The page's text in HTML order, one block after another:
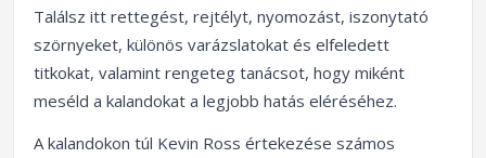
Találsz itt rettegést, rejtélyt, nyomozást, iszonytató
szörnyeket, különös varázslatokat és elfeledett
titkokat, valamint rengeteg tanácsot, hogy miként
meséld a kalandokat a legjobb hatás eléréséhez.
A kalandokon túl Kevin Ross értekezése számos